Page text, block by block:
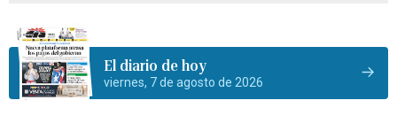
El diario de hoy
viernes, 7 de agosto de 2026